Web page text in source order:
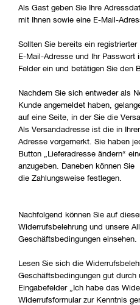
Als Gast geben Sie Ihre
mit Ihnen sowie eine E-Mail-
Sollten Sie bereits ein
E-Mail-Adresse und Ihr Passwort
Felder ein und betätigen Sie den
Nachdem Sie sich entweder als
Kunde angemeldet haben,
auf eine Seite, in der Sie die
Als Versandadresse ist die in
Adresse vorgemerkt. Sie haben
Button „Lieferadresse ändern“
anzugeben. Daneben können Sie
die Zahlungsweise festlegen.
Nachfolgend können Sie auf
Widerrufsbelehrung und unsere
Geschäftsbedingungen einsehen.
Lesen Sie sich die
Geschäftsbedingungen gut
Eingabefelder „Ich habe das
Widerrufsformular zur Kenntnis